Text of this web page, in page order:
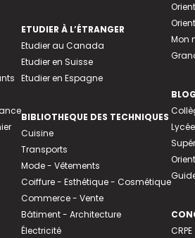
ETUDIER À L’ÉTRANGER
Etudier au Canada
Etudier en Suisse
Etudier en Espagne
BIBLIOTHEQUE DES TECHNIQUES
Cuisine
Transports
Mode - Vêtements
Coiffure - Esthétique - Cosmétique
Commerce - Vente
Bâtiment - Architecture
Électricité
Mon
BLOG
Lycée
CRPE